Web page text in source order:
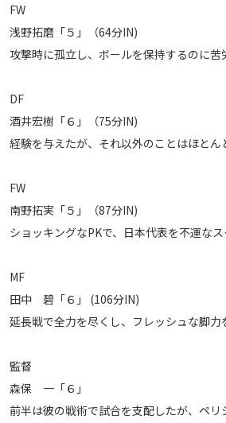
FW
浅野拓磨「５」（64分IN)
攻撃時に孤立し、ボールを保持するのに苦
DF
酒井宏樹「６」（75分IN)
経験を与えたが、それ以外のことはほとん
FW
南野拓実「５」（87分IN)
ショッキングなPKで、日本代表を不運なス
MF
田中 碧「６」 (106分IN)
延長戦で全力を尽くし、フレッシュな脚力
監督
森保 一「６」
前半は彼の戦術で試合を支配したが、ペ